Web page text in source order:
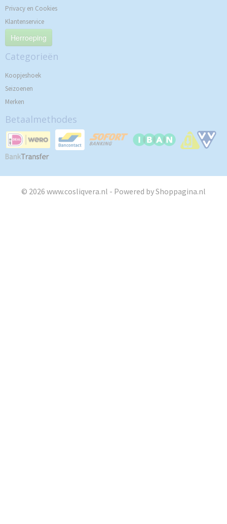
Privacy en Cookies
Klantenservice
Herroeping
Categorieën
Koopjeshoek
Seizoenen
Merken
Betaalmethodes
© 2026 www.cosliqvera.nl - Powered by Shoppagina.nl